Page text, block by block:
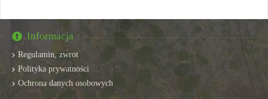
Informacja
Regulamin, zwrot
Polityka prywatności
Ochrona danych osobowych